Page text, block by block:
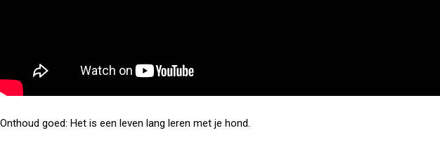
Onthoud goed: Het is een leven lang leren met je hond.